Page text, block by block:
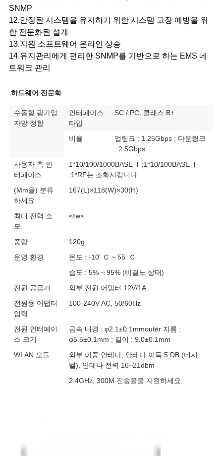
POLICY
SNMP
12.안정된 시스템을 유지하기 위한 시스템 고장 예방을 위
한 전문화된 설계
13.지원 소프트웨어 온라인 상승
14.유지관리에게 편리한 SNMP를 기반으로 하는 EMS 네
트워크 관리
하드웨어 전문화
수동형 광가입
자망 정합
인터페이스
타입
SC / PC, 클래스 B+
비율
업링크 : 1.25Gbps ; 다운링크
: 2.5Gbps
사용자 측 인
터페이스
1*10/100/1000BASE-T ;1*10/100BASE-T
;1*RF는 조화시킵니다
(Mm을) 분류
하세요
167(L)×118(W)×30(H)
최대 전력 소
모
<8w>
중량
120g
운영 환경
온도 : -10' Ｃ ~ 55' Ｃ
습도 : 5% ~ 95% (비결노 상태)
전원 공급기
외부 전원 어댑터 12V/1A
전원용 어댑터
입력
100-240V AC, 50/60Hz
전원 인터페이
스 크기
금속 내경 : φ2.1±0.1mmouter 지름 :
φ5.5±0.1mm ; 길이 : 9.0±0.1mm
WLAN 모듈
외부 이중 안테나, 안테나 이득 5 DB (데시
벨), 안테나 전력 16~21dbm
2.4GHz, 300M 전송율을 지원하세요